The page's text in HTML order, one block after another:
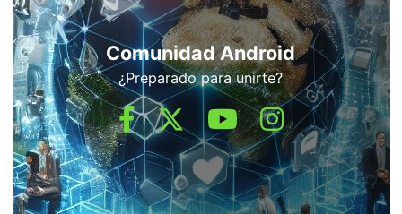
Comunidad Android
¿Preparado para unirte?